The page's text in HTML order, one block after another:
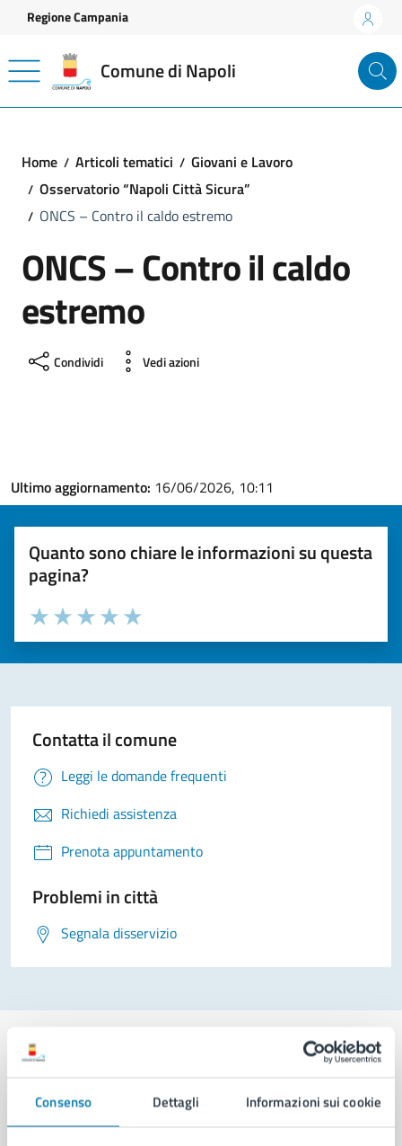
Consenso Dettagli Informazioni sui cookie
Vai ai contenuti
Vai al footer
Regione Campania
Comune di Napoli
Home Articoli tematici
Giovani e Lavoro
Osservatorio “Napoli Città Sicura”
ONCS – Contro il caldo estremo
ONCS – Contro il caldo
estremo
Condividi Vedi azioni
Ultimo aggiornamento: 16/06/2026, 10:11
Quanto sono chiare le informazioni su questa
pagina?
Valuta la chiarezza delle informazioni (da 1 a 5 stelle)
Seleziona il numero di stelle per valutare la chiarezza delle
Valuta 5 stelle su 5
Valuta 4 stelle su 5
Valuta 3 stelle su 5
Valuta 2 stelle su 5
Valuta 1 stelle su 5
Contatta il comune
Leggi le domande frequenti
Richiedi assistenza
Prenota appuntamento
Problemi in città
Segnala disservizio
Comune di Napoli